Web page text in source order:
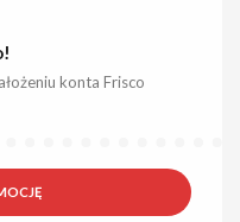
konta Frisco